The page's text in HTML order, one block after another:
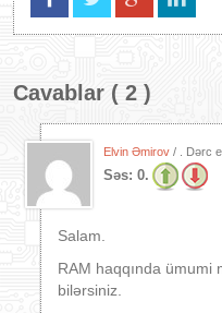
Cavablar ( 2 )
Elvin Əmirov / . Dərc
Səs: 0.
Salam.
RAM haqqında ümumi
bilərsiniz.